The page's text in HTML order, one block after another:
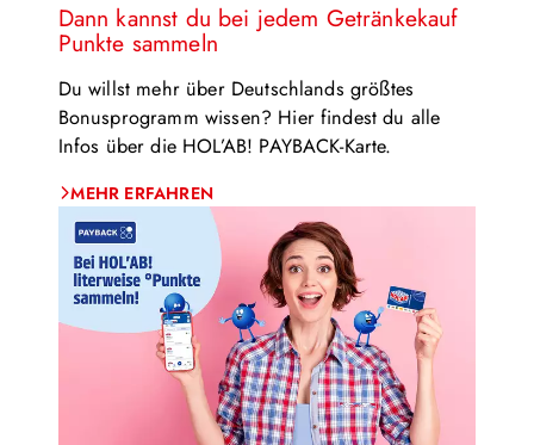
Dann kannst du bei jedem Getränkekauf
Punkte sammeln
Du willst mehr über Deutschlands größtes
Bonusprogramm wissen? Hier findest du alle
Infos über die HOL’AB! PAYBACK-Karte.
MEHR ERFAHREN